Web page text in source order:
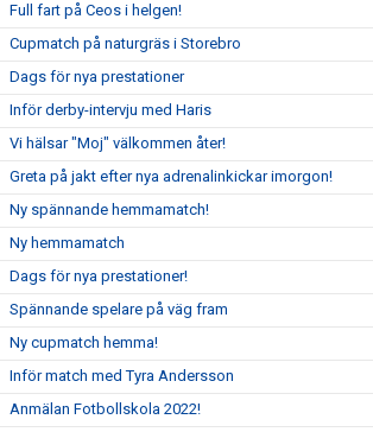
Full fart på Ceos i helgen!
Cupmatch på naturgräs i Storebro
Dags för nya prestationer
Inför derby-intervju med Haris
Vi hälsar "Moj" välkommen åter!
Greta på jakt efter nya adrenalinkickar imorgon!
Ny spännande hemmamatch!
Ny hemmamatch
Dags för nya prestationer!
Spännande spelare på väg fram
Ny cupmatch hemma!
Inför match med Tyra Andersson
Anmälan Fotbollskola 2022!